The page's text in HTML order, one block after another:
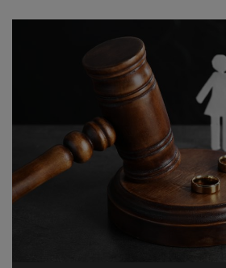
TIC TALK
DANCEFLOOR CHART
RADIO ACADEMY